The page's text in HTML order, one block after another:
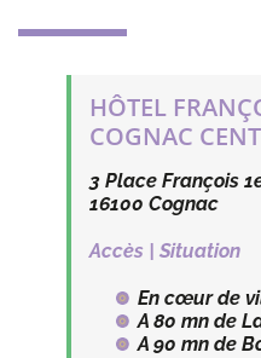
HÔTEL
COGNAC
3 Place François
16100 Cognac
Accès | Situation
En cœur de
A 80 mn de
A 90 mn de